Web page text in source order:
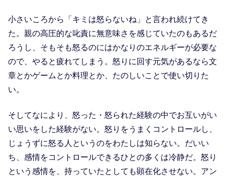
小さいころから「キミは怒らないね」と言われ続けてき
た。親の高圧的な叱責に無意味さを感じていたのもあるだ
ろうし、そもそも怒るのにはかなりのエネルギーが必要な
ので、やると疲れてしまう。怒りに回す元気があるなら文
章とかゲームとか料理とか、たのしいことで使い切りた
い。
そしてなにより、怒った・怒られた経験の中でお互いがい
い思いをした経験がない。怒りをうまくコントロールし、
じょうずに怒る人というのをわたしは知らない。だいい
ち、感情をコントロールできるひとの多くは冷静だ。怒り
という感情を、持っていたとしても顕在化させない。アン